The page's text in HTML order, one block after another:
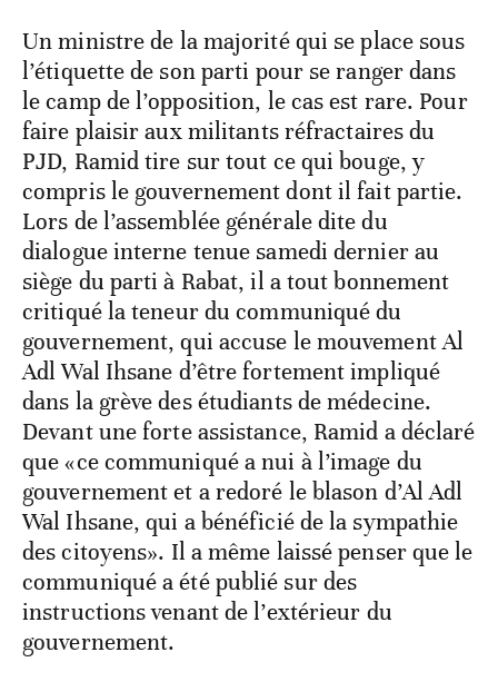
Un ministre de la majorité qui se place sous
l’étiquette de son parti pour se ranger dans
le camp de l’opposition, le cas est rare. Pour
faire plaisir aux militants réfractaires du
PJD, Ramid tire sur tout ce qui bouge, y
compris le gouvernement dont il fait partie.
Lors de l’assemblée générale dite du
dialogue interne tenue samedi dernier au
siège du parti à Rabat, il a tout bonnement
critiqué la teneur du communiqué du
gouvernement, qui accuse le mouvement Al
Adl Wal Ihsane d’être fortement impliqué
dans la grève des étudiants de médecine.
Devant une forte assistance, Ramid a déclaré
que «ce communiqué a nui à l’image du
gouvernement et a redoré le blason d’Al Adl
Wal Ihsane, qui a bénéficié de la sympathie
des citoyens». Il a même laissé penser que le
communiqué a été publié sur des
instructions venant de l’extérieur du
gouvernement.